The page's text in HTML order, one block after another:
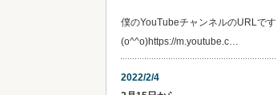
僕のYouTubeチャンネルのURLです
(o^^o)https://m.youtube.c…
2022/2/4